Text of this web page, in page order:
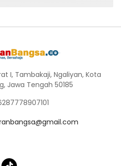
I, Tambakaji, Ngaliyan, Kota
Jawa Tengah 50185